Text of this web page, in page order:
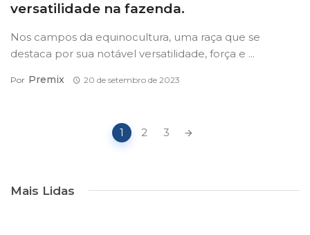
versatilidade na fazenda.
Nos campos da equinocultura, uma raça que se
destaca por sua notável versatilidade, força e ...
Por Premix 20 de setembro de 2023
1 2 3
Mais Lidas